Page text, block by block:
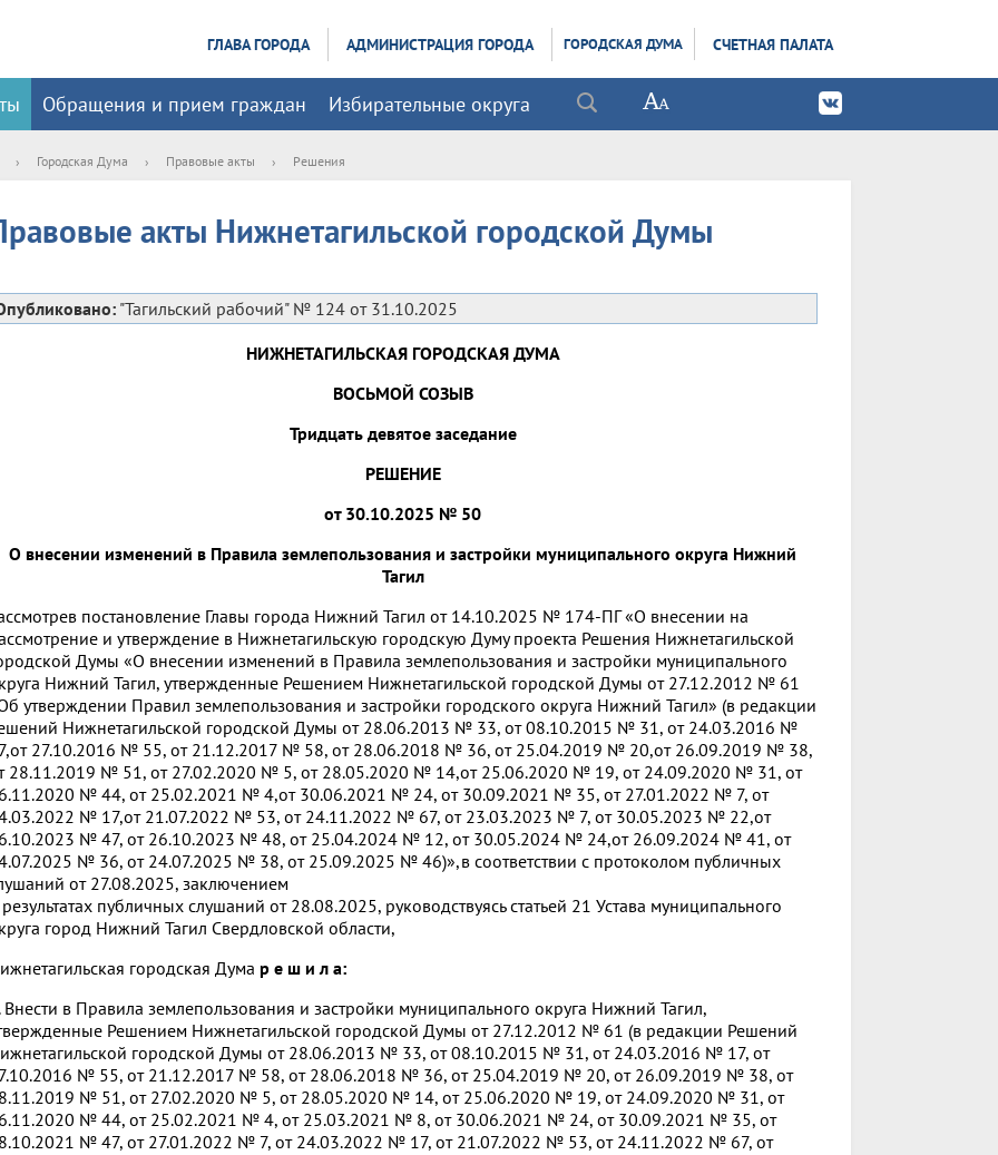
ГЛАВА ГОРОДА АДМИНИСТРАЦИЯ ГОРОДА ГОРОДСКАЯ ДУМА СЧЕТНАЯ ПАЛАТА
Обращения и прием граждан Избирательные округа
› Городская Дума › Правовые акты › Решения
акты Нижнетагильской городской Думы
"Тагильский рабочий" № 124 от 31.10.2025
НИЖНЕТАГИЛЬСКАЯ ГОРОДСКАЯ ДУМА
ВОСЬМОЙ СОЗЫВ
Тридцать девятое заседание
РЕШЕНИЕ
от 30.10.2025 № 50
О внесении изменений в Правила землепользования и застройки муниципального округа Нижний
Тагил
постановление Главы города Нижний Тагил от 14.10.2025 № 174-ПГ «О внесении на
и утверждение в Нижнетагильскую городскую Думу проекта Решения Нижнетагильской
Думы «О внесении изменений в Правила землепользования и застройки муниципального
Нижний Тагил, утвержденные Решением Нижнетагильской городской Думы от 27.12.2012 № 61
утверждении Правил землепользования и застройки городского округа Нижний Тагил» (в редакции
Нижнетагильской городской Думы от 28.06.2013 № 33, от 08.10.2015 № 31, от 24.03.2016 №
27.10.2016 № 55, от 21.12.2017 № 58, от 28.06.2018 № 36, от 25.04.2019 № 20,от 26.09.2019 № 38,
28.11.2019 № 51, от 27.02.2020 № 5, от 28.05.2020 № 14,от 25.06.2020 № 19, от 24.09.2020 № 31, от
№ 44, от 25.02.2021 № 4,от 30.06.2021 № 24, от 30.09.2021 № 35, от 27.01.2022 № 7, от
№ 17,от 21.07.2022 № 53, от 24.11.2022 № 67, от 23.03.2023 № 7, от 30.05.2023 № 22,от
№ 47, от 26.10.2023 № 48, от 25.04.2024 № 12, от 30.05.2024 № 24,от 26.09.2024 № 41, от
№ 36, от 24.07.2025 № 38, от 25.09.2025 № 46)»,в соответствии с протоколом публичных
от 27.08.2025, заключением
публичных слушаний от 28.08.2025, руководствуясь статьей 21 Устава муниципального
город Нижний Тагил Свердловской области,
городская Дума р е ш и л а:
Внести в Правила землепользования и застройки муниципального округа Нижний Тагил,
Решением Нижнетагильской городской Думы от 27.12.2012 № 61 (в редакции Решений
городской Думы от 28.06.2013 № 33, от 08.10.2015 № 31, от 24.03.2016 № 17, от
№ 55, от 21.12.2017 № 58, от 28.06.2018 № 36, от 25.04.2019 № 20, от 26.09.2019 № 38, от
№ 51, от 27.02.2020 № 5, от 28.05.2020 № 14, от 25.06.2020 № 19, от 24.09.2020 № 31, от
№ 44, от 25.02.2021 № 4, от 25.03.2021 № 8, от 30.06.2021 № 24, от 30.09.2021 № 35, от
№ 47, от 27.01.2022 № 7, от 24.03.2022 № 17, от 21.07.2022 № 53, от 24.11.2022 № 67, от